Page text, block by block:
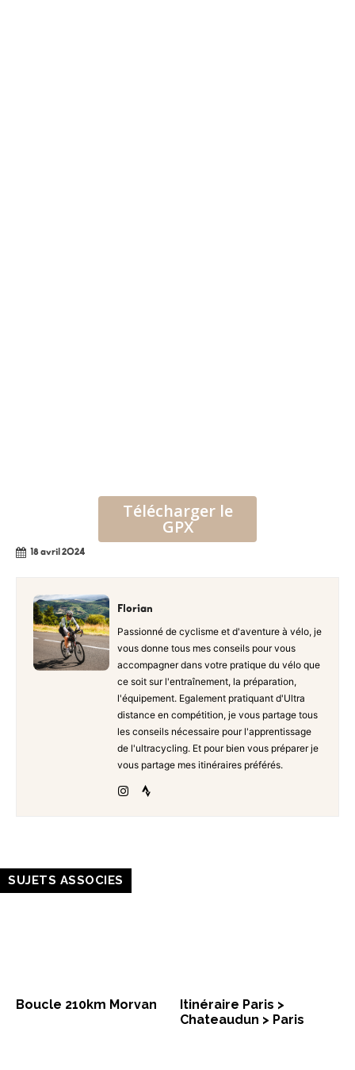
Télécharger le
GPX
18 avril 2024
Florian
Passionné de cyclisme et d'aventure à vélo, je
vous donne tous mes conseils pour vous
accompagner dans votre pratique du vélo que
ce soit sur l'entraînement, la préparation,
l'équipement. Egalement pratiquant d'Ultra
distance en compétition, je vous partage tous
les conseils nécessaire pour l'apprentissage
de l'ultracycling. Et pour bien vous préparer je
vous partage mes itinéraires préférés.
SUJETS ASSOCIES
Boucle 210km Morvan
Itinéraire Paris >
Chateaudun > Paris